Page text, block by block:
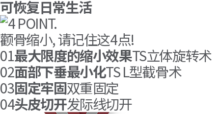
可恢复日常生活
颧骨缩小, 请记住这4点!
01最大限度的缩小效果TS立体旋转术
02面部下垂最小化TS L型截骨术
03固定牢固双重固定
04头皮切开发际线切开